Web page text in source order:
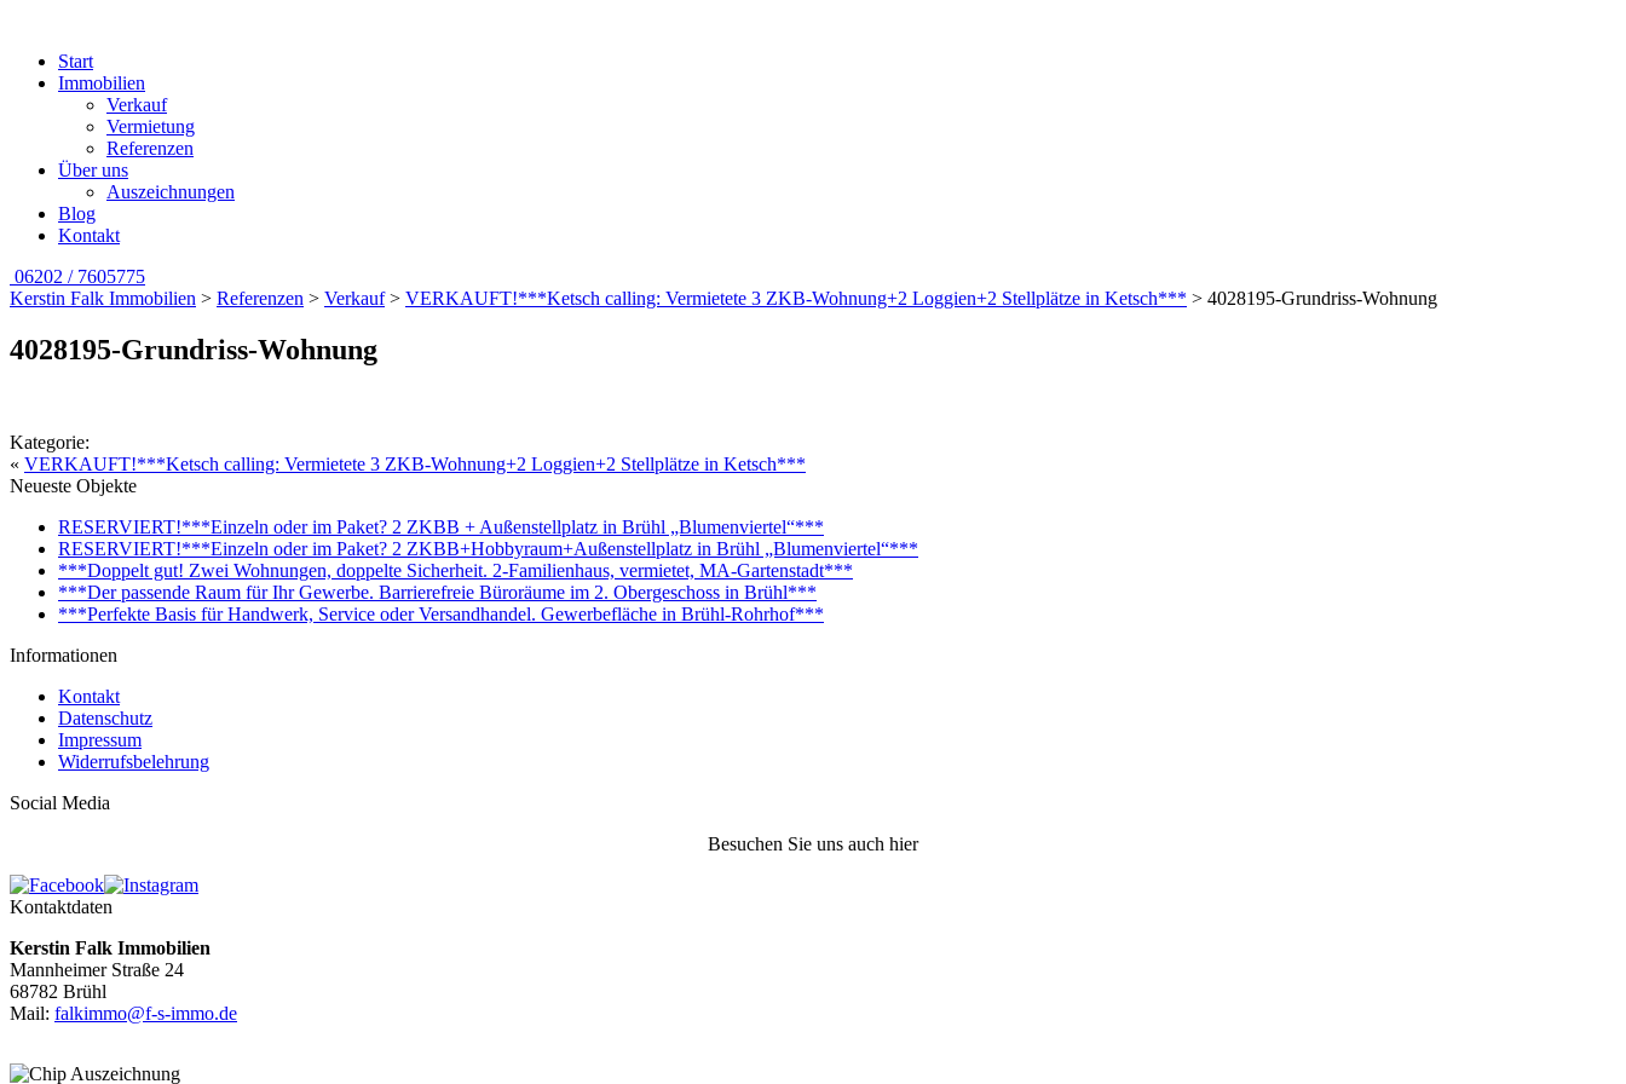
Start
Immobilien
Verkauf
Vermietung
Referenzen
Über uns
Auszeichnungen
Blog
Kontakt
06202 / 7605775
Kerstin Falk Immobilien > Referenzen > Verkauf> VERKAUFT!***Ketsch calling: Vermietete 3 ZKB-Wohnung+2 Loggien+2 Stellplätze in Ketsch*** > 4028195-Grundriss-Wohnung
4028195-Grundriss-Wohnung
Kategorie:
« VERKAUFT!***Ketsch calling: Vermietete 3 ZKB-Wohnung+2 Loggien+2 Stellplätze in Ketsch***
Neueste Objekte
RESERVIERT!***Einzeln oder im Paket? 2 ZKBB + Außenstellplatz in Brühl „Blumenviertel“***
RESERVIERT!***Einzeln oder im Paket? 2 ZKBB+Hobbyraum+Außenstellplatz in Brühl „Blumenviertel“***
***Doppelt gut! Zwei Wohnungen, doppelte Sicherheit. 2-Familienhaus, vermietet, MA-Gartenstadt***
***Der passende Raum für Ihr Gewerbe. Barrierefreie Büroräume im 2. Obergeschoss in Brühl***
***Perfekte Basis für Handwerk, Service oder Versandhandel. Gewerbefläche in Brühl-Rohrhof***
Informationen
Kontakt
Datenschutz
Impressum
Widerrufsbelehrung
Social Media
Besuchen Sie uns auch hier
Kontaktdaten
Kerstin Falk Immobilien
Mannheimer Straße 24
68782 Brühl
Mail: falkimmo@f-s-immo.de